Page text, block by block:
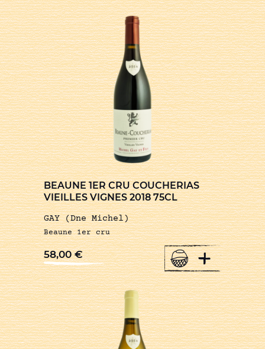
BEAUNE 1ER CRU COUCHERIAS
VIEILLES VIGNES 2018 75CL
GAY (Dne Michel)
Beaune 1er cru
58,00€ +